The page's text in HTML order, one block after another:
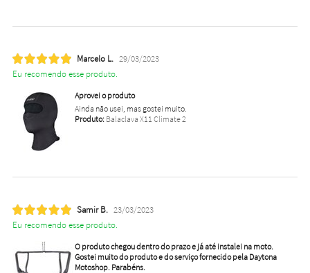
Marcelo L. 29/03/2023
Eu recomendo esse produto.
Aprovei o produto
Ainda não usei, mas gostei muito.
Produto:Balaclava X11 Climate 2
Samir B. 23/03/2023
Eu recomendo esse produto.
O produto chegou dentro do prazo e já até instalei na moto.
Gostei muito do produto e do serviço fornecido pela Daytona
Motoshop. Parabéns.